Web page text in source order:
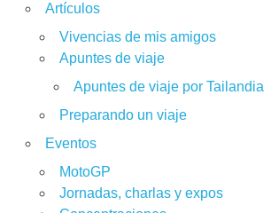
Artículos
Vivencias de mis amigos
Apuntes de viaje
Apuntes de viaje por Tailandia
Preparando un viaje
Eventos
MotoGP
Jornadas, charlas y expos